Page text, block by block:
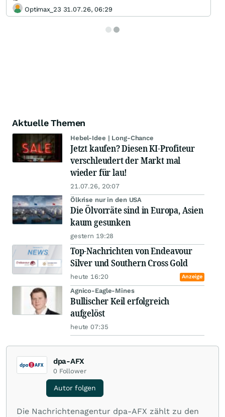
Optimax_23 31.07.26, 06:29
Aktuelle Themen
Hebel-Idee | Long-Chance
Jetzt kaufen? Diesen KI-Profiteur
verschleudert der Markt mal
wieder für lau!
21.07.26, 20:07
Ölkrise nur in den USA
Die Ölvorräte sind in Europa, Asien
kaum gesunken
gestern 19:28
Top-Nachrichten von Endeavour
Silver und Southern Cross Gold
heute 16:20 Anzeige
Agnico-Eagle-Mines
Bullischer Keil erfolgreich
aufgelöst
heute 07:35
dpa-AFX
0 Follower
Autor folgen
Die Nachrichtenagentur dpa-AFX zählt zu den